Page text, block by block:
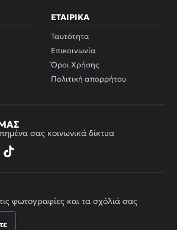
ΕΤΑΙΡΙΚΆ
Ταυτότητα
Επικοινωνία
Όροι Χρήσης
Πολιτική απορρήτου
σας κοινωνικά δίκτυα
φωτογραφίες και τα σχόλιά σας